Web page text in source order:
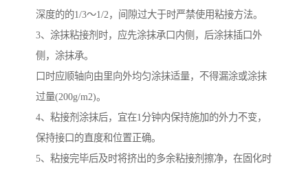
深度的的1/3～1/2，间隙过大于时严禁使用粘接方法。
3、涂抹粘接剂时，应先涂抹承口内侧，后涂抹插口外
侧，涂抹承。
口时应顺轴向由里向外均匀涂抹适量，不得漏涂或涂抹
过量(200g/m2)。
4、粘接剂涂抹后，宜在1分钟内保持施加的外力不变，
保持接口的直度和位置正确。
5、粘接完毕后及时将挤出的多余粘接剂擦净，在固化时